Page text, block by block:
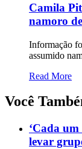
Camila
namoro
Informação
assumido
Read More
Você
‘Cada
levar